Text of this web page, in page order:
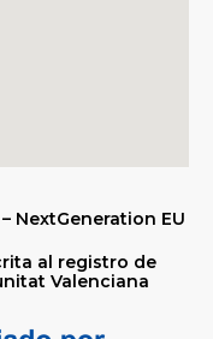
NextGeneration EU
al registro de
Valenciana